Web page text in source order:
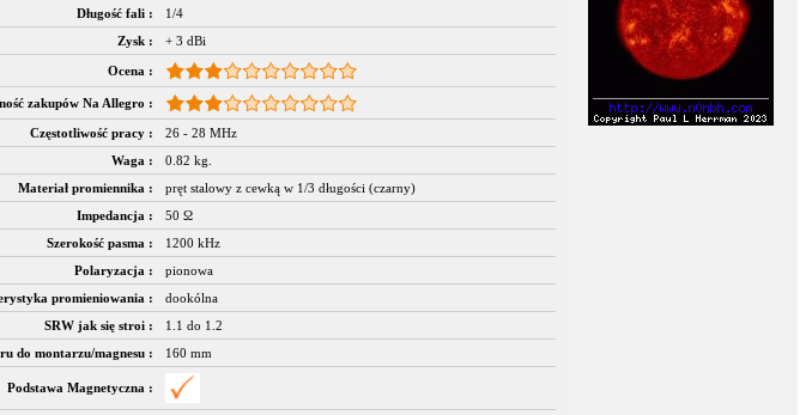
Długość fali :
1/4
Zysk :
+ 3 dBi
Ocena :
zakupów Na Allegro :
Częstotliwość pracy :
26 - 28 MHz
Waga :
0.82 kg.
Materiał promiennika :
pręt stalowy z cewką w 1/3 długości (czarny)
Impedancja :
50 Ω
Szerokość pasma :
1200 kHz
Polaryzacja :
pionowa
promieniowania :
dookólna
SRW jak się stroi :
1.1 do 1.2
do montarzu/magnesu :
160 mm
Podstawa Magnetyczna :